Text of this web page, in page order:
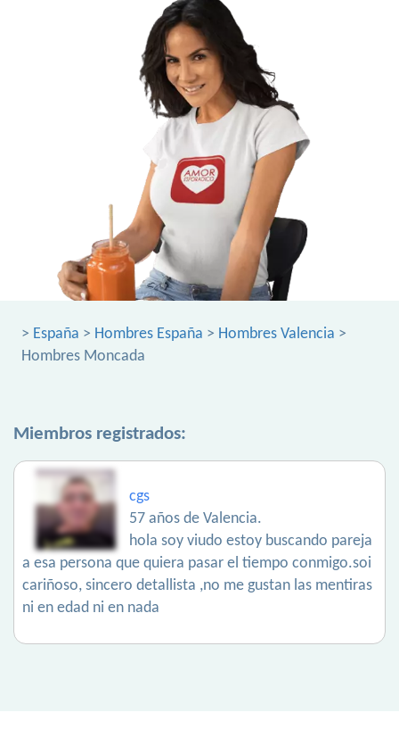
> España > Hombres España > Hombres Valencia >
Hombres Moncada
Miembros registrados:
cgs
57 años de Valencia.
hola soy viudo estoy buscando pareja
a esa persona que quiera pasar el tiempo conmigo.soi
cariñoso, sincero detallista ,no me gustan las mentiras
ni en edad ni en nada